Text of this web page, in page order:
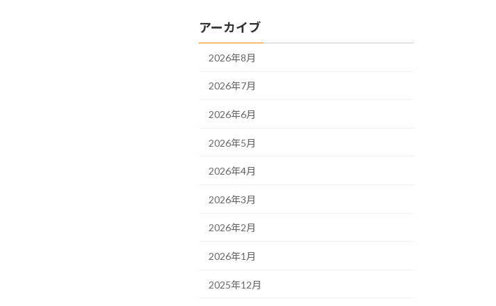
アーカイブ
2026年8月
2026年7月
2026年6月
2026年5月
2026年4月
2026年3月
2026年2月
2026年1月
2025年12月